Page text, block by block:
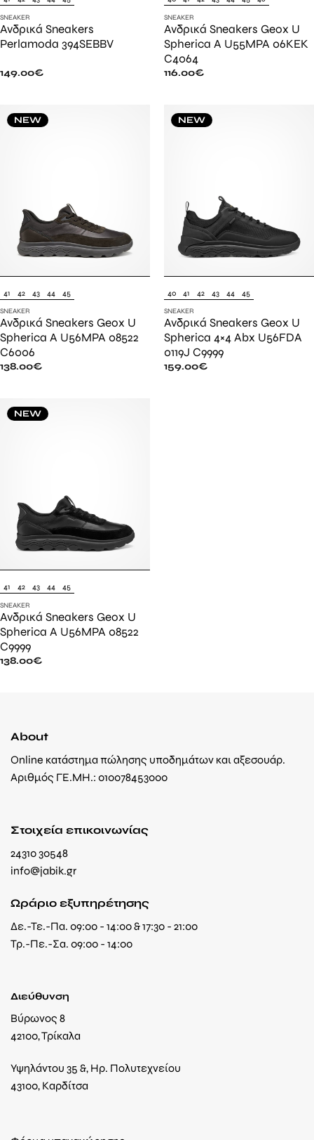
SNEAKER
Ανδρικά Sneakers
Perlamoda 394SEBBV
149.00€
SNEAKER
Ανδρικά Sneakers Geox U
Spherica A U55MPA 06KEK
C4064
116.00€
NEW
41 42 43 44 45
SNEAKER
Ανδρικά Sneakers Geox U
Spherica A U56MPA 08522
C6006
138.00€
NEW
40 41 42 43 44 45
SNEAKER
Ανδρικά Sneakers Geox U
Spherica 4×4 Abx U56FDA
0119J C9999
159.00€
NEW
41 42 43 44 45
SNEAKER
Ανδρικά Sneakers Geox U
Spherica A U56MPA 08522
C9999
138.00€
About
Online κατάστημα πώλησης υποδημάτων και αξεσουάρ.
Αριθμός ΓΕ.ΜΗ.: 010078453000
Στοιχεία επικοινωνίας
24310 30548
info@jabik.gr
Ωράριο εξυπηρέτησης
Δε.-Τε.-Πα. 09:00 - 14:00 & 17:30 - 21:00
Τρ.-Πε.-Σα. 09:00 - 14:00
Διεύθυνση
Βύρωνος 8
42100, Τρίκαλα
Υψηλάντου 35 &, Ηρ. Πολυτεχνείου
43100, Καρδίτσα